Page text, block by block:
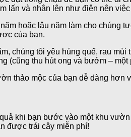
lấn và nhân lên như điên nên
hoặc lâu năm làm cho chúng
của bạn.
chúng tôi yêu húng quế, rau
(cũng thu hút ong và bướm –
thảo mộc của bạn dễ dàng hơn
khi bạn bước vào một khu
được trái cây miễn phí!